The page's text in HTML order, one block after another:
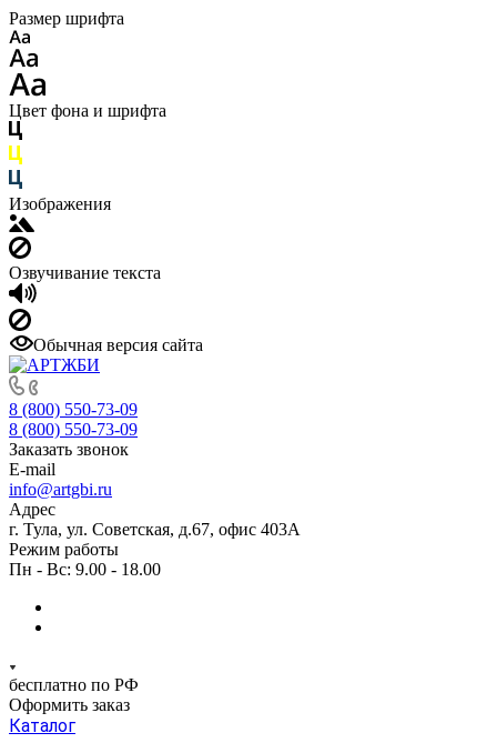
Размер шрифта
Цвет фона и шрифта
Изображения
Озвучивание текста
Обычная версия сайта
8 (800) 550-73-09
8 (800) 550-73-09
Заказать звонок
E-mail
info@artgbi.ru
Адрес
г. Тула, ул. Советская, д.67, офис 403А
Режим работы
Пн - Вс: 9.00 - 18.00
бесплатно по РФ
Оформить заказ
Каталог